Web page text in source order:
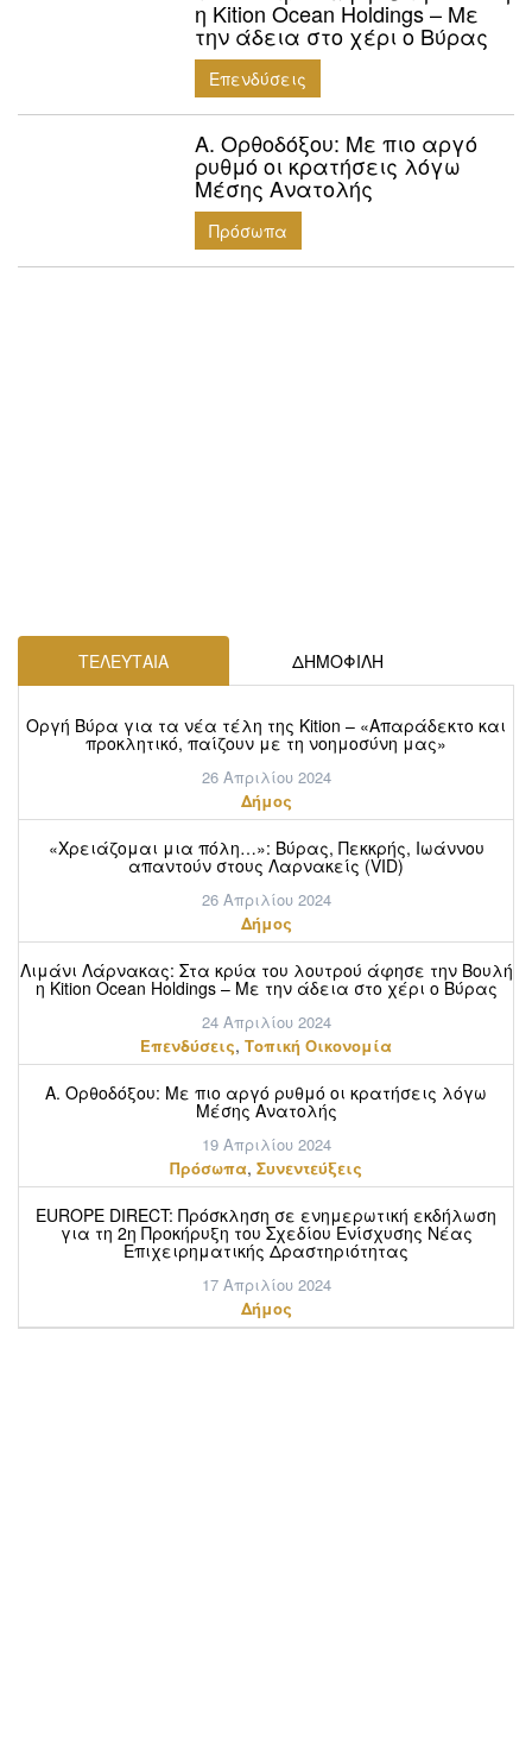
η Kition Ocean Holdings – Με
την άδεια στο χέρι ο Βύρας
Επενδύσεις
Α. Ορθοδόξου: Mε πιο αργό
ρυθμό οι κρατήσεις λόγω
Μέσης Ανατολής
Πρόσωπα
ΤΕΛΕΥΤΑΙΑ ΔΗΜΟΦΙΛΗ
Οργή Βύρα για τα νέα τέλη της Kition – «Απαράδεκτο και
προκλητικό, παίζουν με τη νοημοσύνη μας»
26 Απριλίου 2024
Δήμος
«Χρειάζομαι μια πόλη…»: Βύρας, Πεκκρής, Ιωάννου
απαντούν στους Λαρνακείς (VID)
26 Απριλίου 2024
Δήμος
Λιμάνι Λάρνακας: Στα κρύα του λουτρού άφησε την Βουλή
η Kition Ocean Holdings – Με την άδεια στο χέρι ο Βύρας
24 Απριλίου 2024
Επενδύσεις, Τοπική Οικονομία
Α. Ορθοδόξου: Mε πιο αργό ρυθμό οι κρατήσεις λόγω
Μέσης Ανατολής
19 Απριλίου 2024
Πρόσωπα, Συνεντεύξεις
EUROPE DIRECT: Πρόσκληση σε ενημερωτική εκδήλωση
για τη 2η Προκήρυξη του Σχεδίου Ενίσχυσης Νέας
Επιχειρηματικής Δραστηριότητας
17 Απριλίου 2024
Δήμος